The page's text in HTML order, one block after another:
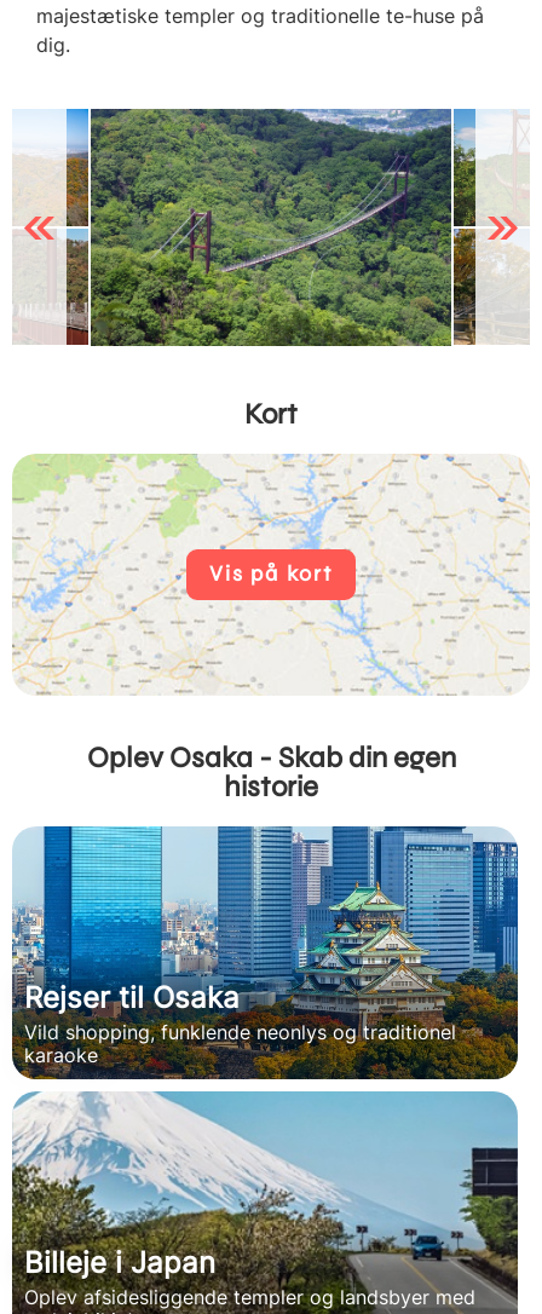
majestætiske templer og traditionelle te-huse på
dig.
Previous Next
Kort
Vis på kort
Oplev Osaka - Skab din egen
historie
Rejser til Osaka
Vild shopping, funklende neonlys og traditionel
karaoke
Billeje i Japan
Oplev afsidesliggende templer og landsbyer med